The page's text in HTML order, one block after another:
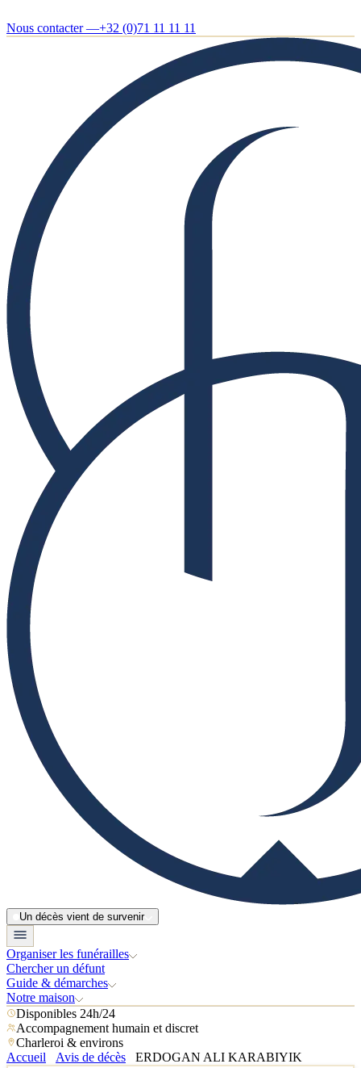
Nous contacter —+32 (0)71 11 11 11
Un décès vient de survenir
Organiser les funérailles
Chercher un défunt
Guide & démarches
Notre maison
Disponibles 24h/24
Accompagnement humain et discret
Charleroi & environs
Accueil
Avis de décès ERDOGAN ALI KARABIYIK